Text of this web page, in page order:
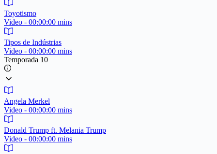
Toyotismo
Video - 00:00:00 mins
Tipos de Indústrias
Video - 00:00:00 mins
Temporada 10
Angela Merkel
Video - 00:00:00 mins
Donald Trump ft. Melania Trump
Video - 00:00:00 mins